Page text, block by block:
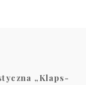
„Klaps-